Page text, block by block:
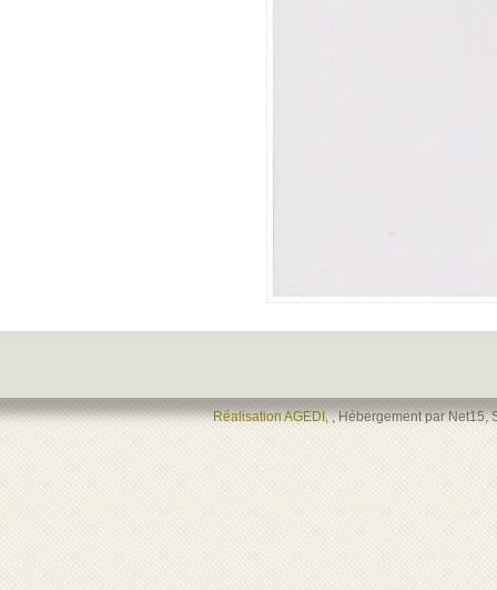
Réalisation AGEDI,, Hébergement par Net15,